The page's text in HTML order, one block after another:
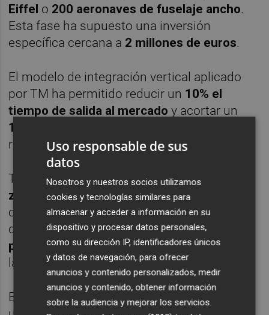
Eiffel o 200 aeronaves de fuselaje ancho.
Esta fase ha supuesto una inversión
específica cercana a 2 millones de euros.
El modelo de integración vertical aplicado
por TM ha permitido reducir un 10% el
tiempo de salida al mercado y acortar un
11% el plazo de ejecución
rascacielos de la compañía.
TM Tower ofrecerá más de10.000 m² de
zonas comunes, entre ellas piscinas
climatizadas y áreas wellness; Instalaciones
deportivas y sala de cine, y con sky bar
panorámicoy observatorio astronómico en
la planta 63.
El diseño, inspirado en la forma orgánica de
Uso responsable de sus
datos
Nosotros y nuestros socios utilizamos
cookies y tecnologías similares para
almacenar y acceder a información en su
dispositivo y procesar datos personales,
como su dirección IP, identificadores únicos
y datos de navegación, para ofrecer
anuncios y contenido personalizados, medir
anuncios y contenido, obtener información
sobre la audiencia y mejorar los servicios.